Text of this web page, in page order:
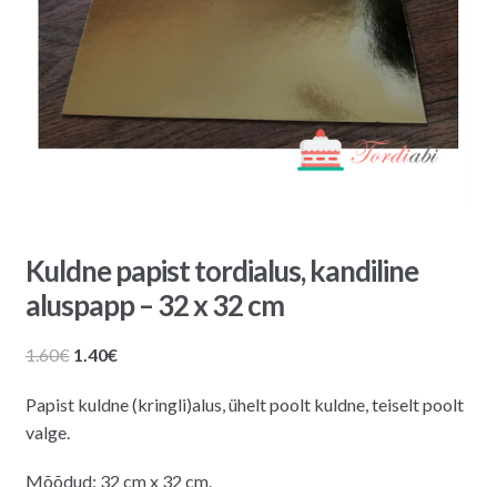
Kuldne papist tordialus, kandiline
aluspapp – 32 x 32 cm
1.60€ Algne
oli:
1.40€Praegune
on:
Papist kuldne (kringli)alus, ühelt poolt kuldne, teiselt poolt
valge.
Mõõdud: 32 cm x 32 cm.